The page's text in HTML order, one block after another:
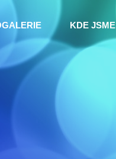
KDE JSME